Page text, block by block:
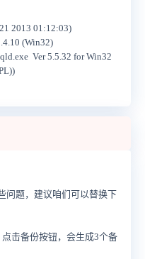
2013 01:12:03)
(Win32)
Ver 5.5.32 for Win32
问题，建议咱们可以替换下
击备份按钮，会生成3个备